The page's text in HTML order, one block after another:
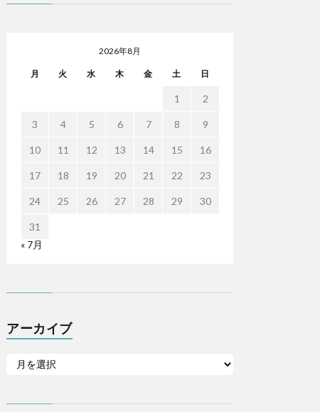
2026年8月
月 火 水 木 金 土 日
1 2
3 4 5 6 7 8 9
10 11 12 13 14 15 16
17 18 19 20 21 22 23
24 25 26 27 28 29 30
31
« 7月
アーカイブ